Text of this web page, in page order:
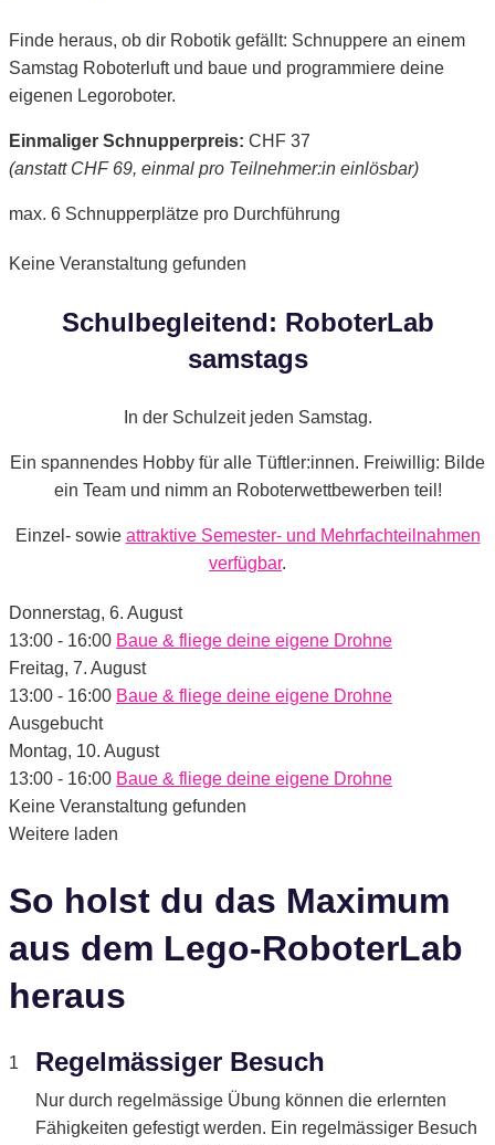
Finde heraus, ob dir Robotik gefällt: Schnuppere an einem
Samstag Roboterluft und baue und programmiere deine
eigenen Legoroboter.
Einmaliger Schnupperpreis: CHF 37
(anstatt CHF 69, einmal pro Teilnehmer:in einlösbar)
max. 6 Schnupperplätze pro Durchführung
Keine Veranstaltung gefunden
Schulbegleitend: RoboterLab
samstags
In der Schulzeit jeden Samstag.
Ein spannendes Hobby für alle Tüftler:innen. Freiwillig: Bilde
ein Team und nimm an Roboterwettbewerben teil!
Einzel- sowie attraktive Semester- und Mehrfachteilnahmen
verfügbar.
Donnerstag, 6. August
13:00 - 16:00 Baue & fliege deine eigene Drohne
Freitag, 7. August
13:00 - 16:00 Baue & fliege deine eigene Drohne
Ausgebucht
Montag, 10. August
13:00 - 16:00 Baue & fliege deine eigene Drohne
Keine Veranstaltung gefunden
Weitere laden
So holst du das Maximum
aus dem Lego-RoboterLab
heraus
1 Regelmässiger Besuch
Nur durch regelmässige Übung können die erlernten
Fähigkeiten gefestigt werden. Ein regelmässiger Besuch